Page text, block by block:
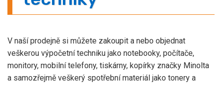
V naší prodejně si můžete zakoupit a nebo objednat
veškerou výpočetní techniku jako notebooky, počítače,
monitory, mobilní telefony, tiskárny, kopírky značky Minolta
a samozřejmě veškerý spotřební materiál jako tonery a